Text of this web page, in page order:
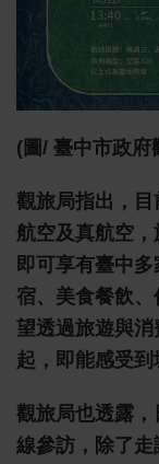
(圖/ 臺中市政府
觀旅局指出，
航空及真航空，
即可享有臺中
宿、美食餐飲
望透過旅遊與消
起，即能感受到
觀旅局也透露
線參訪，除了